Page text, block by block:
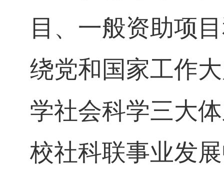
目、一般资助项
绕党和国家工作
学社会科学三大
校社科联事业发